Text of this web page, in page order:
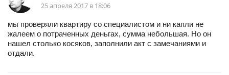
25 апреля 2017 в 18:06
мы проверяли квартиру со специалистом и ни капли не
жалеем о потраченных деньгах, сумма небольшая. Но он
нашел столько косяков, заполнили акт с замечаниями и
отдали.